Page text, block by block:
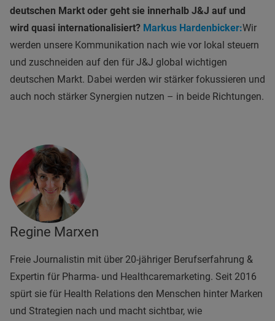
deutschen Markt oder geht sie innerhalb J&J auf und
wird quasi internationalisiert? Markus Hardenbicker:Wir
werden unsere Kommunikation nach wie vor lokal steuern
und zuschneiden auf den für J&J global wichtigen
deutschen Markt. Dabei werden wir stärker fokussieren und
auch noch stärker Synergien nutzen – in beide Richtungen.
Regine Marxen
Freie Journalistin mit über 20-jähriger Berufserfahrung &
Expertin für Pharma- und Healthcaremarketing. Seit 2016
spürt sie für Health Relations den Menschen hinter Marken
und Strategien nach und macht sichtbar, wie